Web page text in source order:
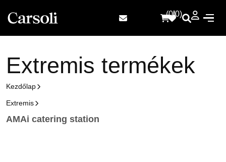
(0)(0)
Extremis termékek
Kezdőlap
Extremis
AMAi catering station